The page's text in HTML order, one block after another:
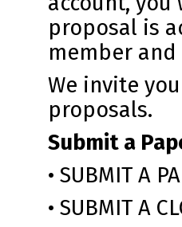
proposal is
member
We invite
proposals.
Submit a
• SUBMIT A
• SUBMIT A